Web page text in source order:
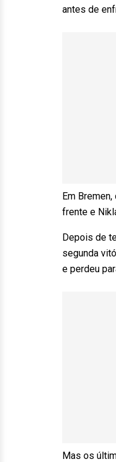
antes de
Em
frente e
Depois de
segunda
e perdeu
Mas os